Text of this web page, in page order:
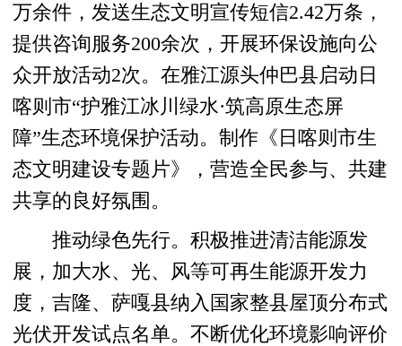
万余件，发送生态文明宣传短信2.42万条，
提供咨询服务200余次，开展环保设施向公
众开放活动2次。在雅江源头仲巴县启动日
喀则市“护雅江冰川绿水·筑高原生态屏
障”生态环境保护活动。制作《日喀则市生
态文明建设专题片》，营造全民参与、共建
共享的良好氛围。
推动绿色先行。积极推进清洁能源发
展，加大水、光、风等可再生能源开发力
度，吉隆、萨嘎县纳入国家整县屋顶分布式
光伏开发试点名单。不断优化环境影响评价